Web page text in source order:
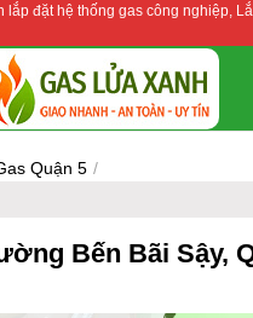
lắp đặt hệ thống gas công nghiệp,
Quận 5 /
Bến Bãi Sậy,